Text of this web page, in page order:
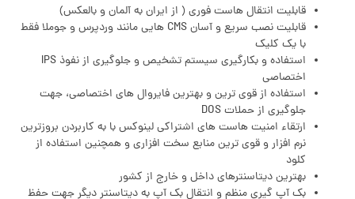
قابلیت انتقال هاست فوری ( از ایران به آلمان و بالعکس)
قابلیت نصب سریع و آسان CMS هایی مانند وردپرس و جوملا فقط
با یک کلیک
استفاده و بکارگیری سیستم تشخیص و جلوگیری از نفوذ IPS
اختصاصی
استفاده از قوی ترین و بهترین فایروال های اختصاصی، جهت
جلوگیری از حملات DOS
ارتقاء امنیت هاست های اشتراکی لینوکس با به کاربردن بروزترین
نرم افزار و قوی ترین منابع سخت افزاری و همچنین استفاده از
کلود
بهترین دیتاسنترهای داخل و خارج از کشور
بک آپ گیری منظم و انتقال بک آپ به دیتاسنتر دیگر جهت حفظ